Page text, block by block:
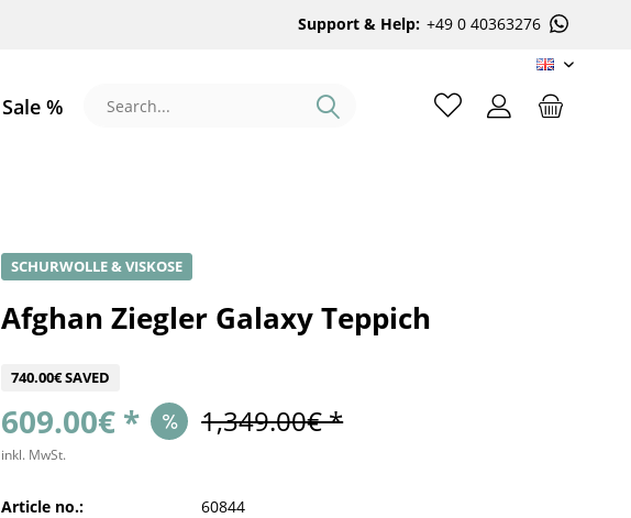
Support & Help: +49 0 40363276
EN
Sale %
SCHURWOLLE & VISKOSE
Afghan Ziegler Galaxy Teppich
740.00€ SAVED
609.00€ * 1,349.00€ *
inkl. MwSt.
Article no.:
60844